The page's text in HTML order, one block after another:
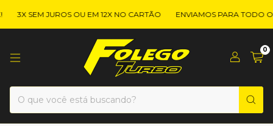
3X SEM JUROS OU EM 12X NO CARTÃO ENVIAMOS PARA TODO O
0